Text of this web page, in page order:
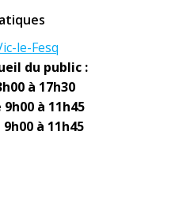
le-Fesq
du public :
à 17h30
à 11h45
à 11h45